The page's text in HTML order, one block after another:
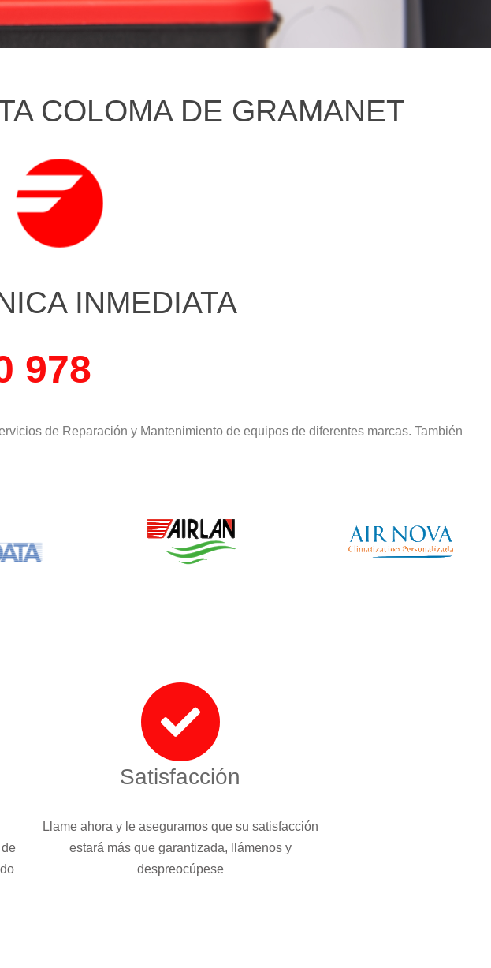
COLOMA DE GRAMANET
INMEDIATA
978
de Reparación y Mantenimiento de equipos de diferentes marcas. También
Satisfacción
Llame ahora y le aseguramos que su satisfacción
estará más que garantizada, llámenos y
despreocúpese